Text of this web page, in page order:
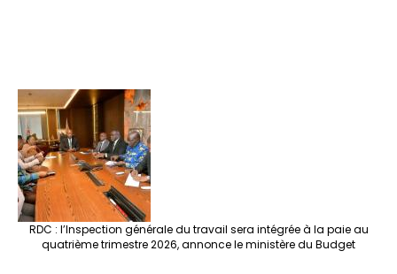
RDC : l’Inspection générale du travail sera intégrée à la paie au
quatrième trimestre 2026, annonce le ministère du Budget